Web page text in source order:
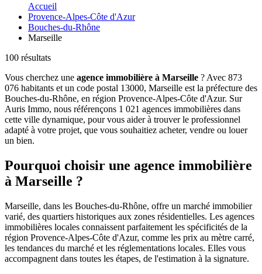
Accueil
Provence-Alpes-Côte d'Azur
Bouches-du-Rhône
Marseille
100 résultats
Vous cherchez une agence immobilière à Marseille ? Avec 873
076 habitants et un code postal 13000, Marseille est la préfecture des
Bouches-du-Rhône, en région Provence-Alpes-Côte d'Azur. Sur
Auris Immo, nous référençons 1 021 agences immobilières dans
cette ville dynamique, pour vous aider à trouver le professionnel
adapté à votre projet, que vous souhaitiez acheter, vendre ou louer
un bien.
Pourquoi choisir une agence immobilière
à Marseille ?
Marseille, dans les Bouches-du-Rhône, offre un marché immobilier
varié, des quartiers historiques aux zones résidentielles. Les agences
immobilières locales connaissent parfaitement les spécificités de la
région Provence-Alpes-Côte d'Azur, comme les prix au mètre carré,
les tendances du marché et les réglementations locales. Elles vous
accompagnent dans toutes les étapes, de l'estimation à la signature.